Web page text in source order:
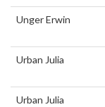
Unger Erwin
Urban Julia
Urban Julia